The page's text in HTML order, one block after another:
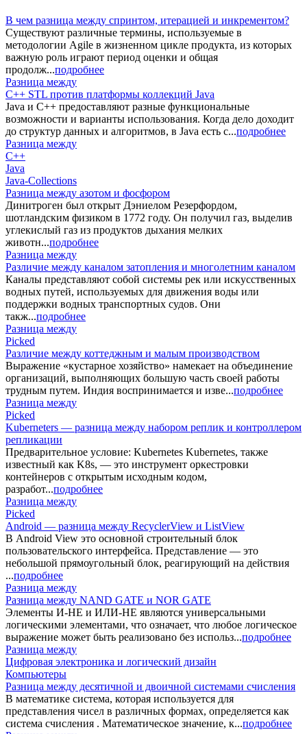
В чем разница между спринтом, итерацией и инкрементом?
Существуют различные термины, используемые в
методологии Agile в жизненном цикле продукта, из которых
важную роль играют период оценки и общая
продолж...подробнее
Разница между
C++ STL против платформы коллекций Java
Java и C++ предоставляют разные функциональные
возможности и варианты использования. Когда дело доходит
до структур данных и алгоритмов, в Java есть с...подробнее
Разница между
C++
Java
Java-Collections
Разница между азотом и фосфором
Динитроген был открыт Дэниелом Резерфордом,
шотландским физиком в 1772 году. Он получил газ, выделив
углекислый газ из продуктов дыхания мелких
животн...подробнее
Разница между
Различие между каналом затопления и многолетним каналом
Каналы представляют собой системы рек или искусственных
водных путей, используемых для движения воды или
поддержки водных транспортных судов. Они
такж...подробнее
Разница между
Picked
Различие между коттеджным и малым производством
Выражение «кустарное хозяйство» намекает на объединение
организаций, выполняющих большую часть своей работы
трудным путем. Индия воспринимается и изве...подробнее
Разница между
Picked
Kuberneters — разница между набором реплик и контроллером
репликации
Предварительное условие: Kubernetes Kubernetes, также
известный как K8s, — это инструмент оркестровки
контейнеров с открытым исходным кодом,
разработ...подробнее
Разница между
Picked
Android — разница между RecyclerView и ListView
В Android View это основной строительный блок
пользовательского интерфейса. Представление — это
небольшой прямоугольный блок, реагирующий на действия
...подробнее
Разница между
Разница между NAND GATE и NOR GATE
Элементы И-НЕ и ИЛИ-НЕ являются универсальными
логическими элементами, что означает, что любое логическое
выражение может быть реализовано без использ...подробнее
Разница между
Цифровая электроника и логический дизайн
Компьютеры
Разница между десятичной и двоичной системами счисления
В математике система, которая используется для
представления чисел в различных формах, определяется как
система счисления . Математическое значение, к...подробнее